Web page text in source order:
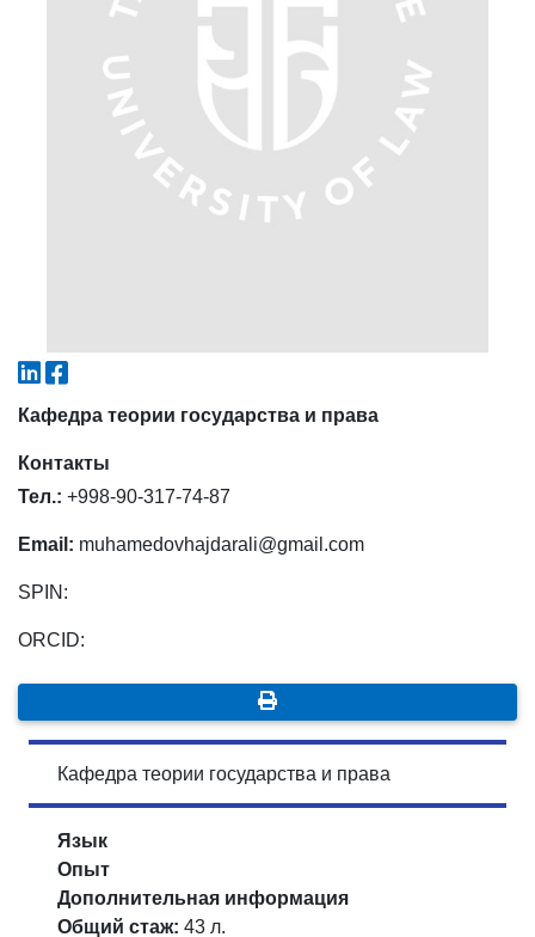
Кафедра теории государства и права
Контакты
Тел.: +998-90-317-74-87
Email: muhamedovhajdarali@gmail.com
SPIN:
ORCID:
Кафедра теории государства и права
Язык
Опыт
Дополнительная информация
Общий стаж: 43 л.
8. Квота (бакалавриат) (1)
✉️ Написать администратору